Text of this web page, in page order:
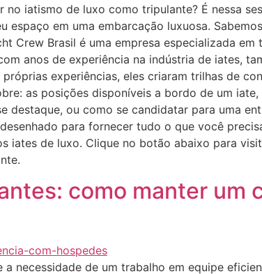
iatismo de luxo como tripulante? É nessa
espaço em uma embarcação luxuosa.
Crew Brasil é uma empresa especializada
anos de experiência na indústria de iates,
experiências, eles criaram trilhas de
as posições disponíveis a bordo de um
destaque, ou como se candidatar para uma
para fornecer tudo o que você
iates de luxo. Clique no botão abaixo para
como manter um
necessidade de um trabalho em equipe